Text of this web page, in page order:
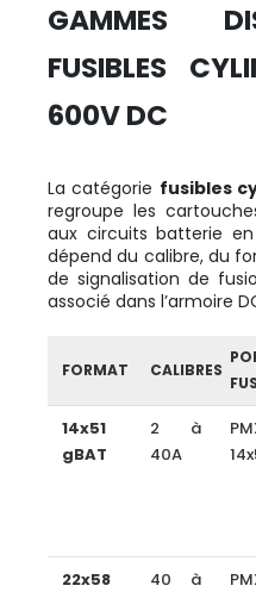
GAMMES
FUSIBLES
600V DC
La catégorie fusibles
regroupe les
aux circuits batterie
dépend du calibre, du
de signalisation de
associé dans l’armoire
FORMAT CALIBRES
14x51
gBAT
2 à
40A
22x58
40 à